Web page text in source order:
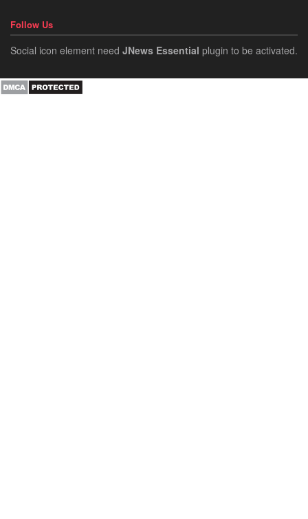
Follow Us
Social icon element need JNews Essential plugin to be activated.